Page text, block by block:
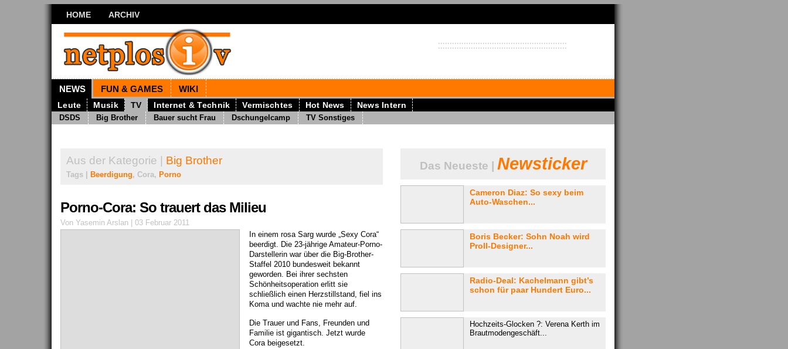
HOME ARCHIV
NEWS FUN & GAMES WIKI
Leute Musik TV Internet & Technik Vermischtes Hot News News Intern
DSDS Big Brother Bauer sucht Frau Dschungelcamp TV Sonstiges
Aus der Kategorie | Big Brother
Tags | Beerdigung, Cora, Porno
Porno-Cora: So trauert das Milieu
Von Yasemin Arslan | 03 Februar 2011
In einem rosa Sarg wurde „Sexy Cora“
beerdigt. Die 23-jährige Amateur-Porno-
Darstellerin war über die Big-Brother-
Staffel 2010 bundesweit bekannt
geworden. Bei ihrer sechsten
Schönheitsoperation erlitt sie
schließlich einen Herzstillstand, fiel ins
Koma und wachte nie mehr auf.
Die Trauer und Fans, Freunden und
Familie ist gigantisch. Jetzt wurde
Cora beigesetzt.
Das Neueste | Newsticker
Cameron Diaz: So sexy beim
Auto-Waschen...
Boris Becker: Sohn Noah wird
Proll-Designer...
Radio-Deal: Kachelmann gibt’s
schon für paar Hundert Euro...
Hochzeits-Glocken ?: Verena Kerth im
Brautmodengeschäft...